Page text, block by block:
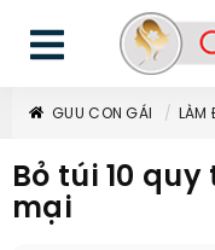
GUU CON GÁI LÀM
Bỏ túi 10
mại